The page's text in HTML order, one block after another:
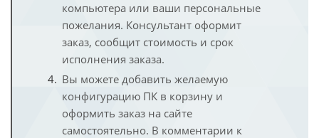
компьютера или ваши персональные
пожелания. Консультант оформит
заказ, сообщит стоимость и срок
исполнения заказа.
Вы можете добавить желаемую
конфигурацию ПК в корзину и
оформить заказ на сайте
самостоятельно. В комментарии к